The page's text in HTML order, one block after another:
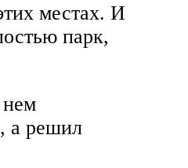
местах. И
парк,
а решил